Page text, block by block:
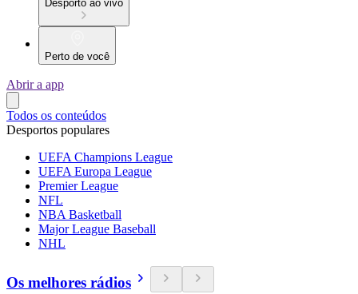
Desporto ao vivo
Perto de você
Abrir a app
Todos os conteúdos
Desportos populares
UEFA Champions League
UEFA Europa League
Premier League
NFL
NBA Basketball
Major League Baseball
NHL
Os melhores rádios